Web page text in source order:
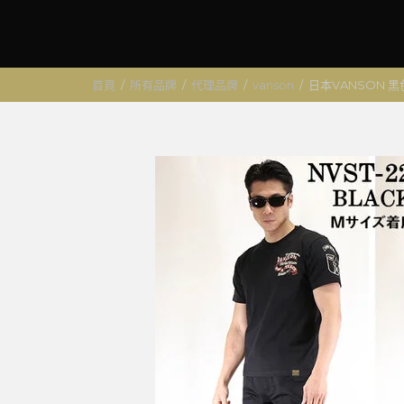
首頁 / 所有品牌 / 代理品牌 / vanson / 日本VANSON